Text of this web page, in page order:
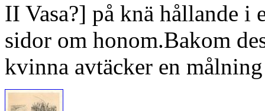
II Vasa?] på knä hållande i
sidor om honom.Bakom
kvinna avtäcker en